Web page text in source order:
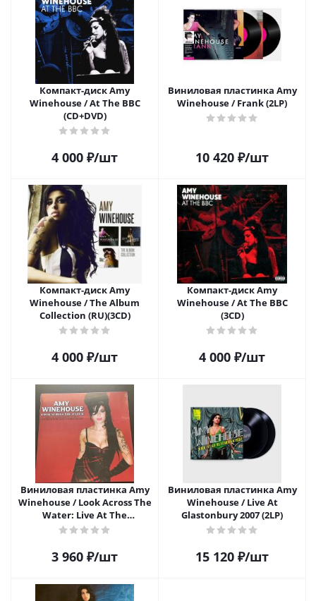
Компакт-диск Amy
Winehouse / At The BBC
(CD+DVD)
4 000 ₽/шт
Виниловая пластинка Amy
Winehouse / Frank (2LP)
10 420 ₽/шт
Компакт-диск Amy
Winehouse / The Album
Collection (RU)(3CD)
4 000 ₽/шт
Компакт-диск Amy
Winehouse / At The BBC
(3CD)
4 000 ₽/шт
Виниловая пластинка Amy
Winehouse / Look Across The
Water: Live At The
Tempodrom. Berlin. October
(1LP)
3 960 ₽/шт
Виниловая пластинка Amy
Winehouse / Live At
Glastonbury 2007 (2LP)
15 120 ₽/шт